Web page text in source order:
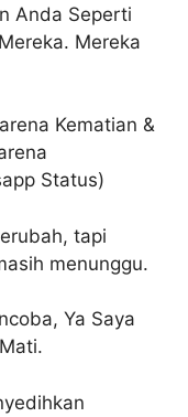
Anda Seperti
Mereka
Kematian &
Status)
tapi
menunggu.
Ya Saya